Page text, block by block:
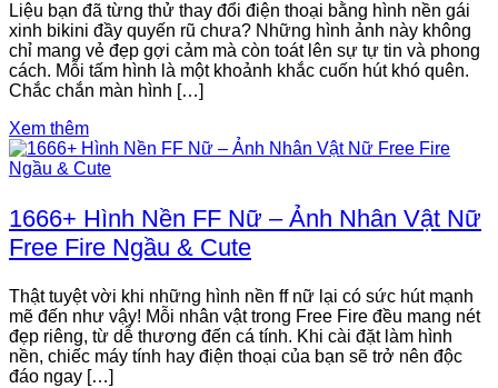
Liệu bạn đã từng thử thay đổi điện thoại bằng hình nền gái
xinh bikini đầy quyến rũ chưa? Những hình ảnh này không
chỉ mang vẻ đẹp gợi cảm mà còn toát lên sự tự tin và phong
cách. Mỗi tấm hình là một khoảnh khắc cuốn hút khó quên.
Chắc chắn màn hình […]
Xem thêm
1666+ Hình Nền FF Nữ – Ảnh Nhân Vật Nữ
Free Fire Ngầu & Cute
Thật tuyệt vời khi những hình nền ff nữ lại có sức hút mạnh
mẽ đến như vậy! Mỗi nhân vật trong Free Fire đều mang nét
đẹp riêng, từ dễ thương đến cá tính. Khi cài đặt làm hình
nền, chiếc máy tính hay điện thoại của bạn sẽ trở nên độc
đáo ngay […]